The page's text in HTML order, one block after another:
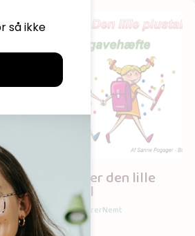
Jeg træner den lille
plustabel
Udgives af: LærerNemt
0,00kr